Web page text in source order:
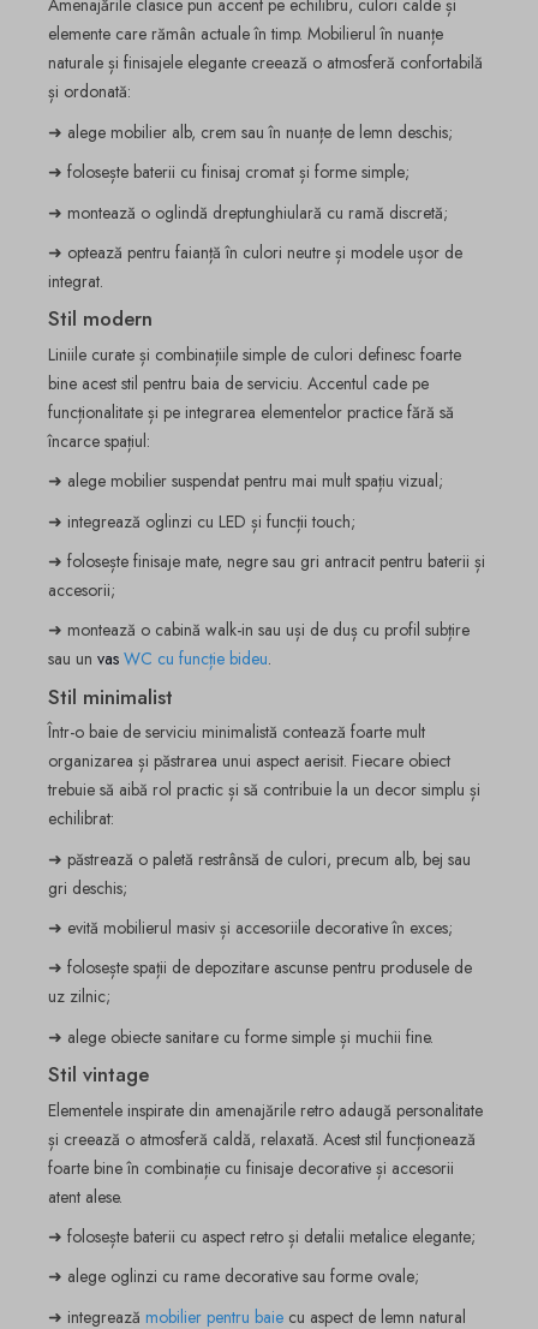
Amenajările clasice pun accent pe echilibru, culori calde și
elemente care rămân actuale în timp. Mobilierul în nuanțe
naturale și finisajele elegante creează o atmosferă confortabilă
și ordonată:
➜ alege mobilier alb, crem sau în nuanțe de lemn deschis;
➜ folosește baterii cu finisaj cromat și forme simple;
➜ montează o oglindă dreptunghiulară cu ramă discretă;
➜ optează pentru faianță în culori neutre și modele ușor de
integrat.
Stil modern
Liniile curate și combinațiile simple de culori definesc foarte
bine acest stil pentru baia de serviciu. Accentul cade pe
funcționalitate și pe integrarea elementelor practice fără să
încarce spațiul:
➜ alege mobilier suspendat pentru mai mult spațiu vizual;
➜ integrează oglinzi cu LED și funcții touch;
➜ folosește finisaje mate, negre sau gri antracit pentru baterii și
accesorii;
➜ montează o cabină walk-in sau uși de duș cu profil subțire
sau un vas WC cu funcție bideu.
Stil minimalist
Într-o baie de serviciu minimalistă contează foarte mult
organizarea și păstrarea unui aspect aerisit. Fiecare obiect
trebuie să aibă rol practic și să contribuie la un decor simplu și
echilibrat:
➜ păstrează o paletă restrânsă de culori, precum alb, bej sau
gri deschis;
➜ evită mobilierul masiv și accesoriile decorative în exces;
➜ folosește spații de depozitare ascunse pentru produsele de
uz zilnic;
➜ alege obiecte sanitare cu forme simple și muchii fine.
Stil vintage
Elementele inspirate din amenajările retro adaugă personalitate
și creează o atmosferă caldă, relaxată. Acest stil funcționează
foarte bine în combinație cu finisaje decorative și accesorii
atent alese.
➜ folosește baterii cu aspect retro și detalii metalice elegante;
➜ alege oglinzi cu rame decorative sau forme ovale;
➜ integrează mobilier pentru baie cu aspect de lemn natural